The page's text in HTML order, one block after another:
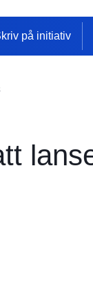
på initiativ